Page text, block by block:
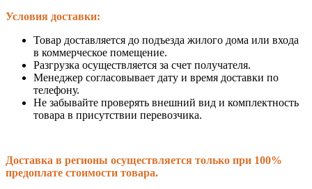
Условия доставки:
Товар доставляется до подъезда жилого дома или входа
в коммерческое помещение.
Разгрузка осуществляется за счет получателя.
Менеджер согласовывает дату и время доставки по
телефону.
Не забывайте проверять внешний вид и комплектность
товара в присутствии перевозчика.
Доставка в регионы осуществляется только при 100%
предоплате стоимости товара.